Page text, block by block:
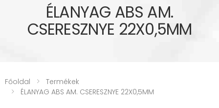
ÉLANYAG ABS AM.
CSERESZNYE 22X0,5MM
Főoldal
Termékek
ÉLANYAG ABS AM. CSERESZNYE 22X0,5MM